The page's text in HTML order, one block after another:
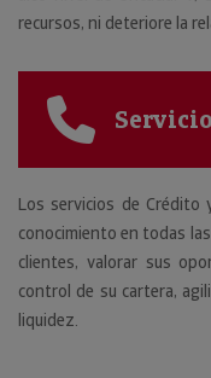
recursos, ni deteriore la
Los servicios de Crédito
conocimiento en todas
clientes, valorar sus
control de su cartera,
liquidez.